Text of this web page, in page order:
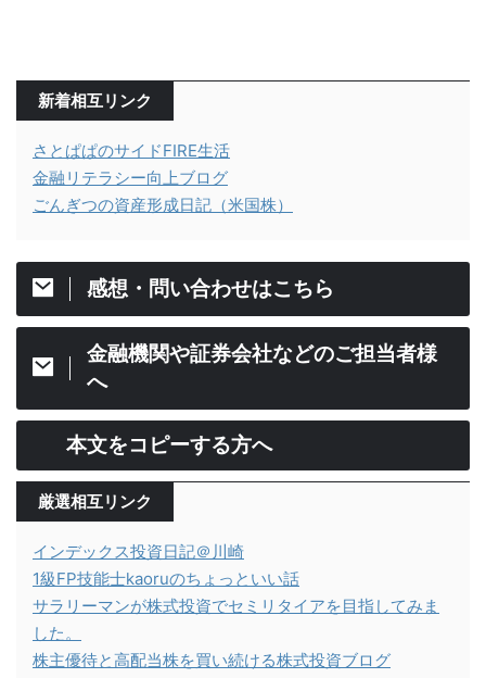
新着相互リンク
さとぱぱのサイドFIRE生活
金融リテラシー向上ブログ
ごんぎつの資産形成日記（米国株）
感想・問い合わせはこちら
金融機関や証券会社などのご担当者様
へ
本文をコピーする方へ
厳選相互リンク
インデックス投資日記＠川崎
1級FP技能士kaoruのちょっといい話
サラリーマンが株式投資でセミリタイアを目指してみま
した。
株主優待と高配当株を買い続ける株式投資ブログ